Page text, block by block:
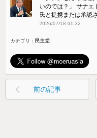
いのでは？」 サナエ
氏と提携または承認
2026/07/18 01:32
カテゴリ： 民主党
前の記事